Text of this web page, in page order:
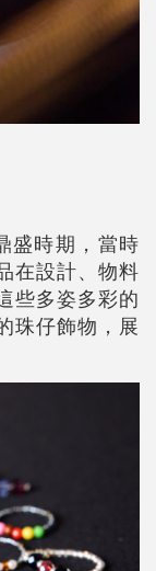
盛時期，當時
在設計、物料
些多姿多彩的
珠仔飾物，展